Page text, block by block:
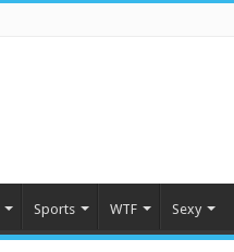
Sports WTF Sexy